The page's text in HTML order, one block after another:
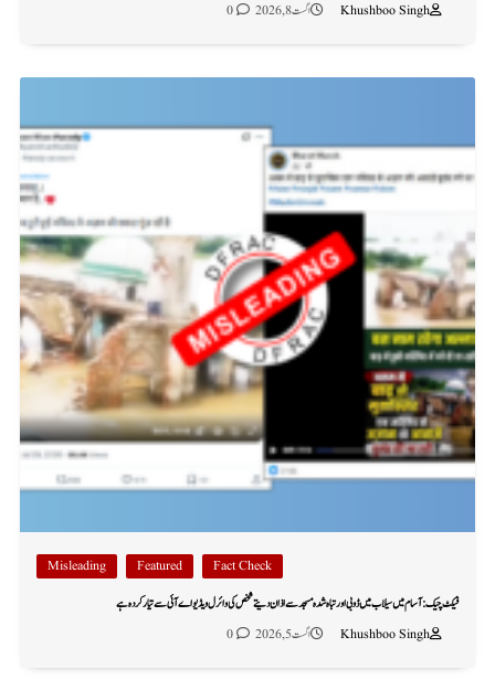
Khushboo Singh
اگست 8, 2026 0
Fact Check
Featured
Misleading
فیکٹ چیک: آسام میں سیلاب میں ڈوبی اور تباہ شدہ مسجد سے اذان دیتے شخص کی وائرل ویڈیو اے آئی سے تیار کردہ ہے
Khushboo Singh
اگست 5, 2026 0